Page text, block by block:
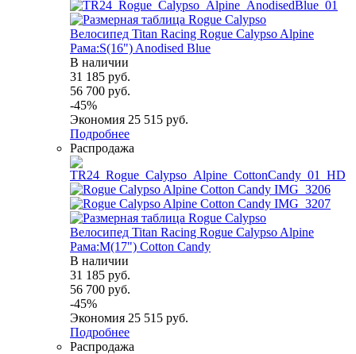
Велосипед Titan Racing Rogue Calypso Alpine
Рама:S(16") Anodised Blue
В наличии
31 185 руб.
56 700 руб.
-45%
Экономия 25 515 руб.
Подробнее
Распродажа
Велосипед Titan Racing Rogue Calypso Alpine
Рама:M(17") Cotton Candy
В наличии
31 185 руб.
56 700 руб.
-45%
Экономия 25 515 руб.
Подробнее
Распродажа